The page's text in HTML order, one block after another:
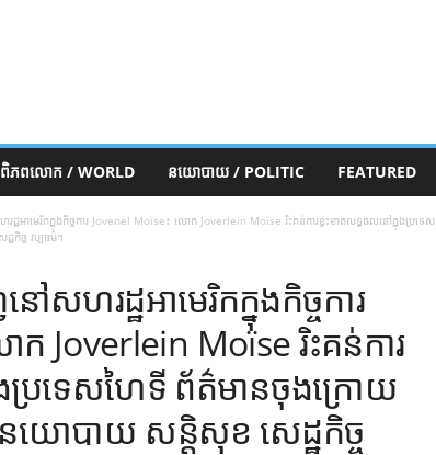
ពិភពលោក / WORLD នយោបាយ / POLITIC FEATURED
ឋអាមេរិកក្នុងកិច្ចការ Jovenel Moïse៖ លោក Joverlein Moïse រិះគន់ការខ្វះខាតលទ្ធផលនៅក្នុងប្រទេស
កិច្ច វប្បធម៌។
សហរដ្ឋអាមេរិកក្នុងកិច្ចការ
Joverlein Moïse រិះគន់ការ
ងប្រទេសហៃទី ព័ត៌មានចុងក្រោយ
ោបាយ សន្តិសុខ សេដ្ឋកិច្ច